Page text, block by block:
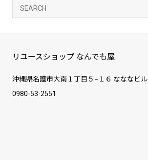
リユースショップ なんでも屋
沖縄県名護市大南１丁目５−１６ なななビル
0980-53-2551